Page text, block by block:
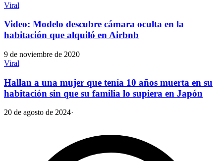
Viral
Video: Modelo descubre cámara oculta en la
habitación que alquiló en Airbnb
9 de noviembre de 2020
Viral
Hallan a una mujer que tenía 10 años muerta en su
habitación sin que su familia lo supiera en Japón
20 de agosto de 2024·